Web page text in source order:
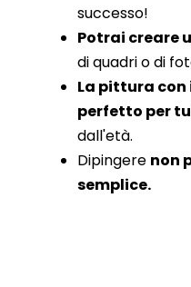
successo!
Potrai creare
di quadri o di
La pittura con
perfetto per
dall'età.
Dipingere non
semplice.